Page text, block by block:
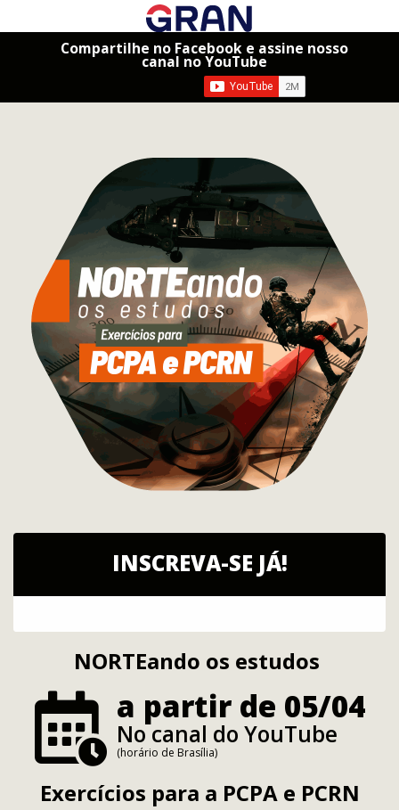
Compartilhe no Facebook e assine nosso
canal no YouTube
INSCREVA-SE JÁ!
NORTEando os estudos
a partir de 05/04
No canal do YouTube
(horário de Brasília)
Exercícios para a PCPA e PCRN